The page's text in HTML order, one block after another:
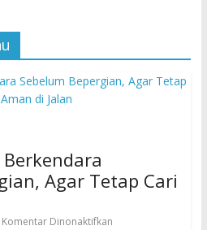
Agar Tetap Cari
Komentar Dinonaktifkan